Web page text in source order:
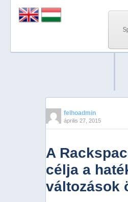
felhoadmin
április 27, 2015
A
célja a
változások